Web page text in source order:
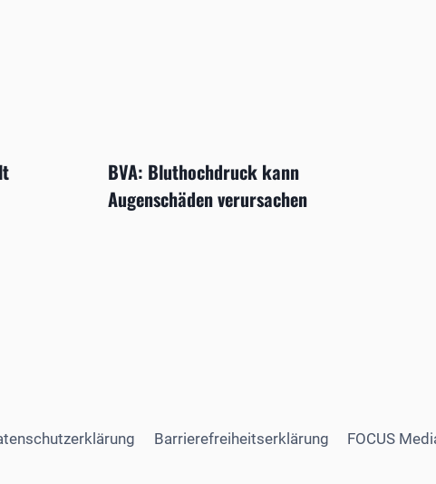
BVA: Bluthochdruck kann
Augenschäden verursachen
Barrierefreiheitserklärung FOCUS